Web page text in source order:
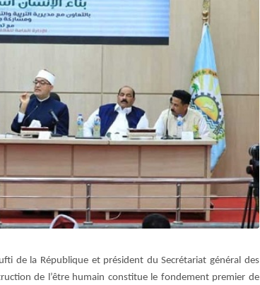
de la République et président du Secrétariat général des
de l’être humain constitue le fondement premier de